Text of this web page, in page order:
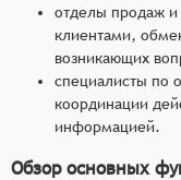
отделы продаж
клиентами,
возникающих
специалисты по
координации
информацией.
Обзор основных